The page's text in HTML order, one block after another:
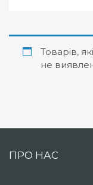
Товарів,
не
ПРО НАС